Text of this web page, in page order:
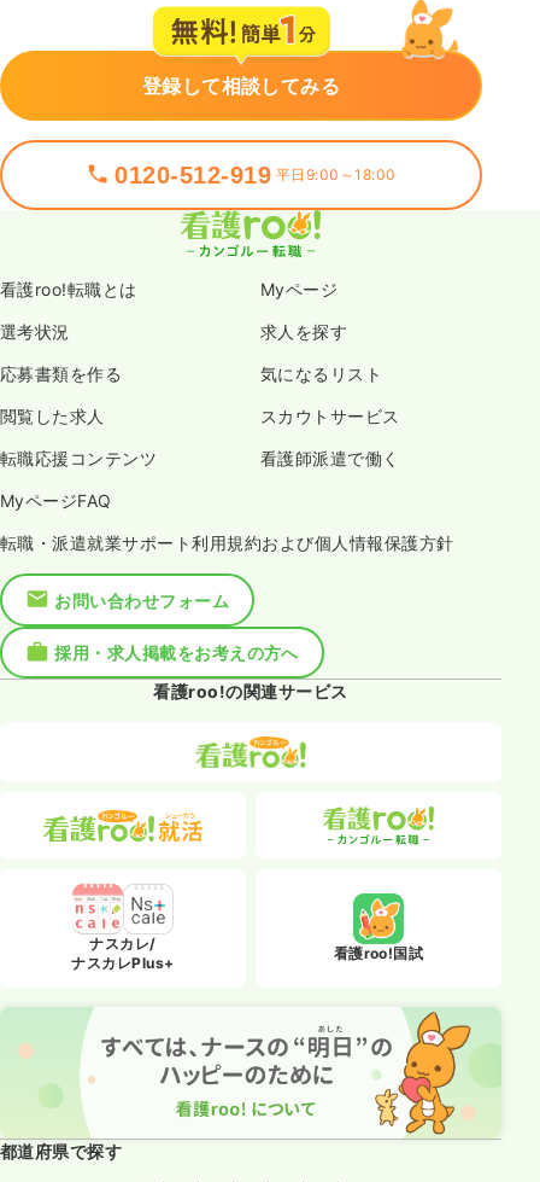
登録して相談してみる
0120-512-919 平日9:00～18:00
看護roo!転職とは Myページ
選考状況 求人を探す
応募書類を作る 気になるリスト
閲覧した求人 スカウトサービス
転職応援コンテンツ 看護師派遣で働く
MyページFAQ
転職・派遣就業サポート利用規約および個人情報保護方針
お問い合わせフォーム
採用・求人掲載をお考えの方へ
看護roo!の関連サービス
ナスカレ/
ナスカレPlus+
看護roo!国試
都道府県で探す